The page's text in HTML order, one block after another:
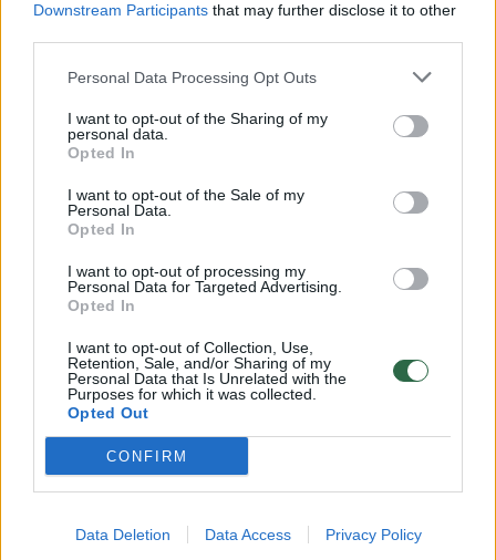
Downstream Participants that may further disclose it to other
Personal Data Processing Opt Outs
I want to opt-out of the Sharing of my
personal data.
Opted In
I want to opt-out of the Sale of my
Personal Data.
Opted In
I want to opt-out of processing my
Personal Data for Targeted Advertising.
Opted In
I want to opt-out of Collection, Use,
Retention, Sale, and/or Sharing of my
Personal Data that Is Unrelated with the
Purposes for which it was collected.
Opted Out
CONFIRM
Data Deletion Data Access Privacy Policy
Susiję straipsniai
Šunims iš Kėdainių –
aukščiausi įvertinimai
pasaulinėje parodoje
Suomijoje